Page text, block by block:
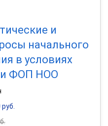
и
начального
в условиях
и ФОП НОО